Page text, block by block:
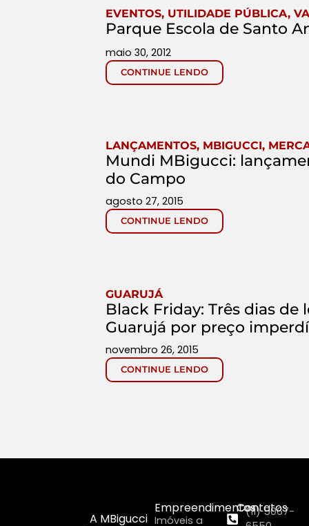
EVENTOS, UTILIDADE PÚBLICA,
Parque Escola de Santo
CONTINUE LENDO
maio 30, 2012
LANÇAMENTOS, MBIGUCCI,
Mundi MBigucci:
do Campo
CONTINUE LENDO
agosto 27, 2015
GUARUJÁ
Black Friday: Três dias
Guarujá por preço
CONTINUE LENDO
novembro 26, 2015
A MBigucci
Empreendimentos
Imóveis a
Contatos
(11) 5067-